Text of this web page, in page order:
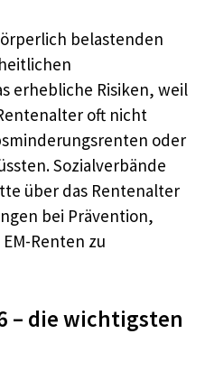
belastenden
erhebliche Risiken, weil
oft nicht
oder
Sozialverbände
über das Rentenalter
bei Prävention,
Renten zu
– die wichtigsten